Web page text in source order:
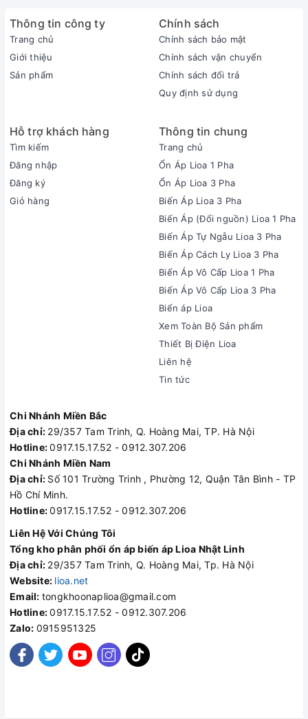
Thông tin công ty
Trang chủ
Giới thiệu
Sản phẩm
Chính sách
Chính sách bảo mật
Chính sách vận chuyển
Chính sách đổi trả
Quy định sử dụng
Hỗ trợ khách hàng
Tìm kiếm
Đăng nhập
Đăng ký
Giỏ hàng
Thông tin chung
Trang chủ
Ổn Áp Lioa 1 Pha
Ổn Áp Lioa 3 Pha
Biến Áp Lioa 3 Pha
Biến Áp (Đổi nguồn) Lioa 1 Pha
Biến Áp Tự Ngẫu Lioa 3 Pha
Biến Áp Cách Ly Lioa 3 Pha
Biến Áp Vô Cấp Lioa 1 Pha
Biến Áp Vô Cấp Lioa 3 Pha
Biến áp Lioa
Xem Toàn Bộ Sản phẩm
Thiết Bị Điện Lioa
Liên hệ
Tin tức
Chi Nhánh Miền Bắc
Địa chỉ: 29/357 Tam Trinh, Q. Hoàng Mai, TP. Hà Nội
Hotline:0917.15.17.52 - 0912.307.206
Chi Nhánh Miền Nam
Địa chỉ: Số 101 Trường Trinh , Phường 12, Quận Tân Bình - TP
Hồ Chí Minh.
Hotline:0917.15.17.52 - 0912.307.206
Liên Hệ Với Chúng Tôi
Tổng kho phân phối ổn áp biến áp Lioa Nhật Linh
Địa chỉ: 29/357 Tam Trinh, Q. Hoàng Mai, Tp. Hà Nội
Website: lioa.net
Email: tongkhoonaplioa@gmail.com
Hotline:0917.15.17.52 - 0912.307.206
Zalo: 0915951325